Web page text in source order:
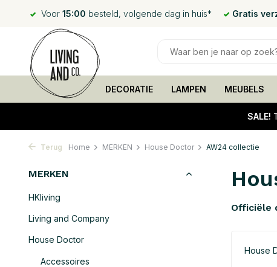
Voor 15:00 besteld, volgende dag in huis* Gratis
DECORATIE LAMPEN MEUBELS
SALE!
Terug Home MERKEN House Doctor AW24 collectie
MERKEN
HKliving
Living and Company
House Doctor
Accessoires
Officiële
House